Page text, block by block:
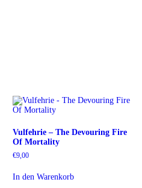
Vulfehrie – The Devouring Fire
Of Mortality
€9,00
In den Warenkorb